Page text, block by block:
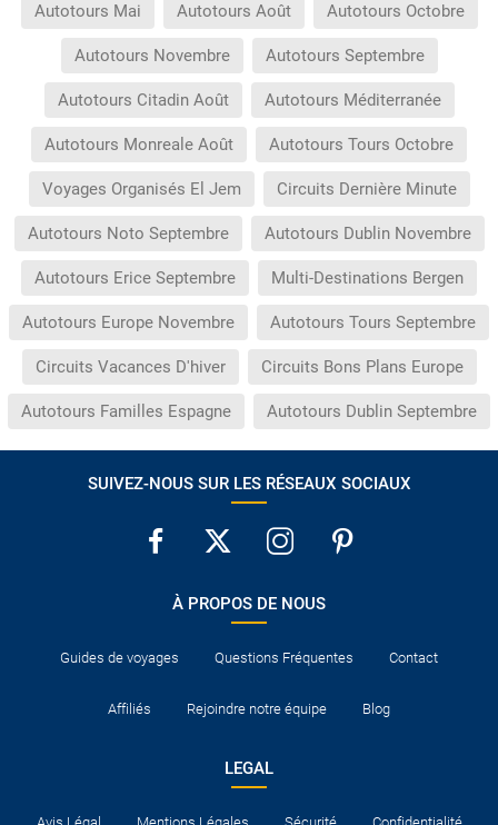
Autotours Mai Autotours Août Autotours Octobre
Autotours Novembre Autotours Septembre
Autotours Citadin Août Autotours Méditerranée
Autotours Monreale Août Autotours Tours Octobre
Voyages Organisés El Jem Circuits Dernière Minute
Autotours Noto Septembre Autotours Dublin Novembre
Autotours Erice Septembre Multi-Destinations Bergen
Autotours Europe Novembre Autotours Tours Septembre
Circuits Vacances D'hiver Circuits Bons Plans Europe
Autotours Familles Espagne Autotours Dublin Septembre
SUIVEZ-NOUS SUR LES RÉSEAUX SOCIAUX
À PROPOS DE NOUS
Guides de voyages Questions Fréquentes Contact
Affiliés Rejoindre notre équipe Blog
LEGAL